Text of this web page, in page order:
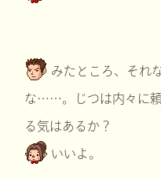
みたところ、それ
な……。じつは内々に
る気はあるか？
いいよ。